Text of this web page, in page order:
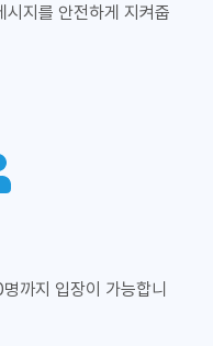
시지를 안전하게 지켜줍
까지 입장이 가능합니